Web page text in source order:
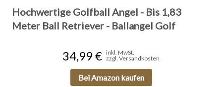
Hochwertige Golfball Angel - Bis 1,83
Meter Ball Retriever - Ballangel Golf
34,99 € inkl. MwSt.
zzgl. Versandkosten
Bei Amazon kaufen